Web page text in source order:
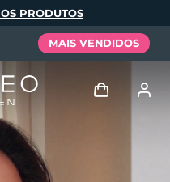
PRODUTOS
MAIS VENDIDOS